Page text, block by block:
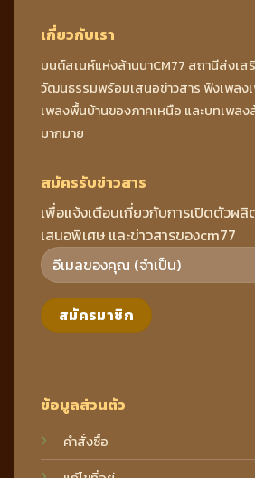
เกี่ยวกับเรา
มนต์สเนห์แห่งล้านนาCM77 สถานีส่งเส
วัฒนธรรมพร้อมเสนอข่าวสาร ฟังเพลงเ
เพลงพื้นบ้านของภาคเหนือ และบทเพลง
มากมาย
ข้อมูลส่วนตัว
คำสั่งซื้อ
สมัครรับข่าวสาร
เพื่อแจ้งเตือนเกี่ยวกับการเปิดตัวผ
เสนอพิเศษ และข่าวสารของcm77